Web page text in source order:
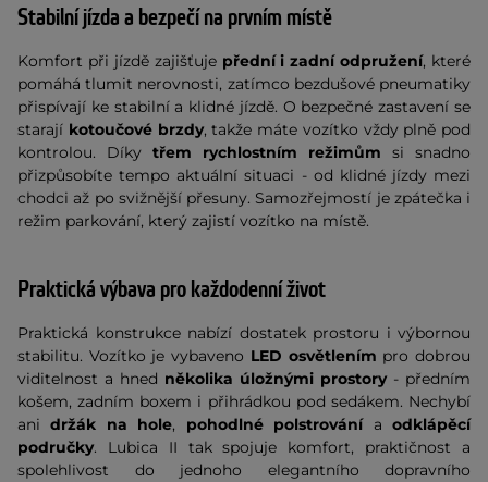
Stabilní jízda a bezpečí na prvním místě
Komfort při jízdě zajišťuje přední i zadní odpružení, které
pomáhá tlumit nerovnosti, zatímco bezdušové pneumatiky
přispívají ke stabilní a klidné jízdě. O bezpečné zastavení se
starají kotoučové brzdy, takže máte vozítko vždy plně pod
kontrolou. Díky třem rychlostním režimům si snadno
přizpůsobíte tempo aktuální situaci - od klidné jízdy mezi
chodci až po svižnější přesuny. Samozřejmostí je zpátečka i
režim parkování, který zajistí vozítko na místě.
Praktická výbava pro každodenní život
Praktická konstrukce nabízí dostatek prostoru i výbornou
stabilitu. Vozítko je vybaveno LED osvětlením pro dobrou
viditelnost a hned několika úložnými prostory- předním
košem, zadním boxem i přihrádkou pod sedákem. Nechybí
ani držák na hole, pohodlné polstrováníaodklápěcí
područky. Lubica II tak spojuje komfort, praktičnost a
spolehlivost do jednoho elegantního dopravního